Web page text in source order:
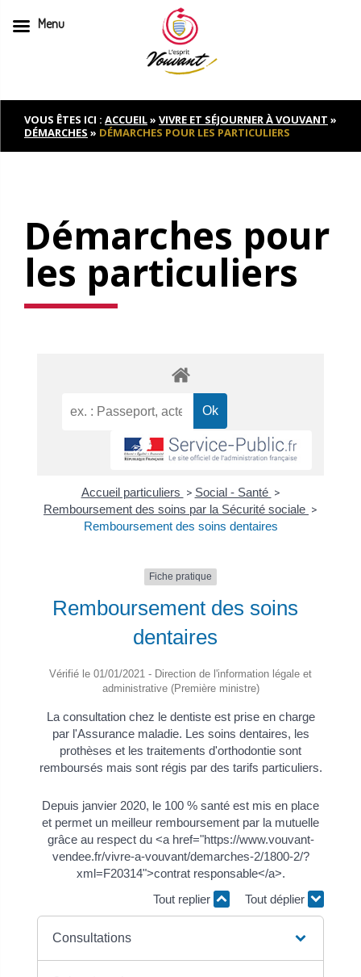
to
contentVOUS ÊTES ICI : ACCUEIL» VIVRE ET SÉJOURNER À VOUVANT »
DÉMARCHES » DÉMARCHES POUR LES PARTICULIERS
Démarches pour
les particuliers
Accueil particuliers > Social - Santé >
Remboursement des soins par la Sécurité sociale >
Remboursement des soins dentaires
Fiche pratique
Remboursement des soins
dentaires
Vérifié le 01/01/2021 - Direction de l'information légale et
administrative (Première ministre)
La consultation chez le dentiste est prise en charge
par l'Assurance maladie. Les soins dentaires, les
prothèses et les traitements d'orthodontie sont
remboursés mais sont régis par des tarifs particuliers.
Depuis janvier 2020, le 100 % santé est mis en place
et permet un meilleur remboursement par la mutuelle
grâce au respect du <a href="https://www.vouvant-
vendee.fr/vivre-a-vouvant/demarches-2/1800-2/?
xml=F20314">contrat responsable</a>.
Tout replier
Tout déplier
Consultations
Menu